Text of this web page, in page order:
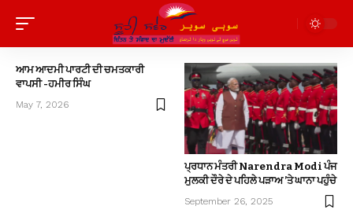
ਆਮ ਆਦਮੀ ਪਾਰਟੀ ਦੀ ਚਮਤਕਾਰੀ
ਵਾਪਸੀ -ਹਮੀਰ ਸਿੰਘ
May 7, 2026
ਪ੍ਰਧਾਨ ਮੰਤਰੀ Narendra Modi ਪੰਜ
ਮੁਲਕੀ ਦੌਰੇ ਦੇ ਪਹਿਲੇ ਪੜਾਅ ’ਤੇ ਘਾਨਾ ਪਹੁੰਚੇ
September 26, 2025